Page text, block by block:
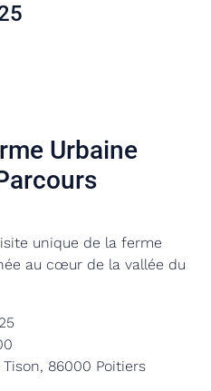
Urbaine
unique de la ferme
au cœur de la vallée du
86000 Poitiers